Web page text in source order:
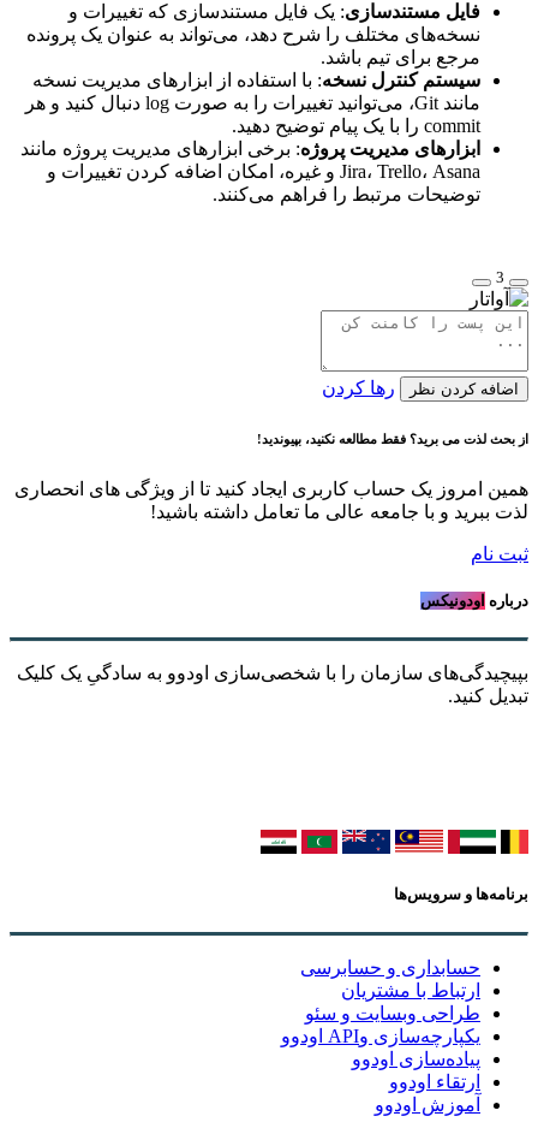
فایل مستندسازی: یک فایل مستندسازی که تغییرات و
نسخه‌های مختلف را شرح دهد، می‌تواند به عنوان یک پرونده
مرجع برای تیم باشد.
سیستم کنترل نسخه: با استفاده از ابزارهای مدیریت نسخه
مانند Git، می‌توانید تغییرات را به صورت log دنبال کنید و هر
commit را با یک پیام توضیح دهید.
ابزارهای مدیریت پروژه: برخی ابزارهای مدیریت پروژه مانند
Jira، Trello، Asana و غیره، امکان اضافه کردن تغییرات و
توضیحات مرتبط را فراهم می‌کنند.
3
اضافه کردن نظر رها کردن
از بحث لذت می برید؟ فقط مطالعه نکنید، بپیوندید!
همین امروز یک حساب کاربری ایجاد کنید تا از ویژگی های انحصاری
لذت ببرید و با جامعه عالی ما تعامل داشته باشید!
ثبت نام
درباره اودونیکس
بپیچیدگی‌های سازمان را با شخصی‌سازی اودوو به سادگیِ یک کلیک
تبدیل کنید.
برنامه‌ها و سرویس‌ها
حسابداری و حسابرسی
ارتباط با مشتریان
طراحی وبسایت و سئو
یکپارچه‌سازی وAPI اودوو
پیاده‌سازی اودوو
ارتقاء اودوو
آموزش اودوو